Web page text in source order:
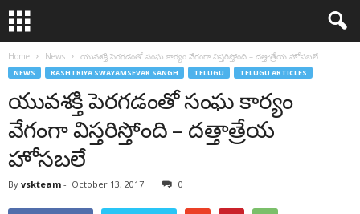
Home News యువశక్తి పెరగడంతో సంఘ కార్యం వేగంగా విస్తరిస్తోంది – దత్తాత్రేయ హోసబలే
NEWS RASHTRIYA SWAYAMSEVAK SANGH TELUGU TELUGU ARTICLES
యువశక్తి పెరగడంతో సంఘ కార్యం
వేగంగా విస్తరిస్తోంది – దత్తాత్రేయ
హోసబలే
By vskteam - October 13, 2017 0